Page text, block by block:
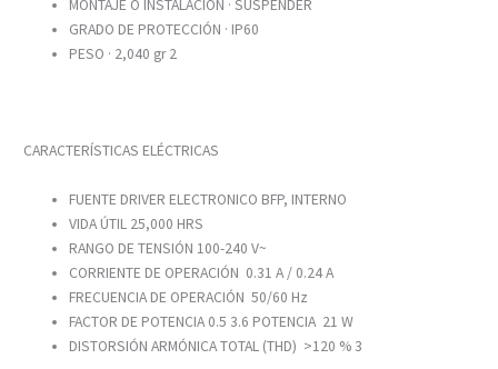
MONTAJE O INSTALACIÓN · SUSPENDER
GRADO DE PROTECCIÓN · IP60
PESO · 2,040 gr 2
CARACTERÍSTICAS ELÉCTRICAS
FUENTE DRIVER ELECTRONICO BFP, INTERNO
VIDA ÚTIL 25,000 HRS
RANGO DE TENSIÓN 100-240 V~
CORRIENTE DE OPERACIÓN 0.31 A / 0.24 A
FRECUENCIA DE OPERACIÓN 50/60 Hz
FACTOR DE POTENCIA 0.5 3.6 POTENCIA 21 W
DISTORSIÓN ARMÓNICA TOTAL (THD) >120 % 3